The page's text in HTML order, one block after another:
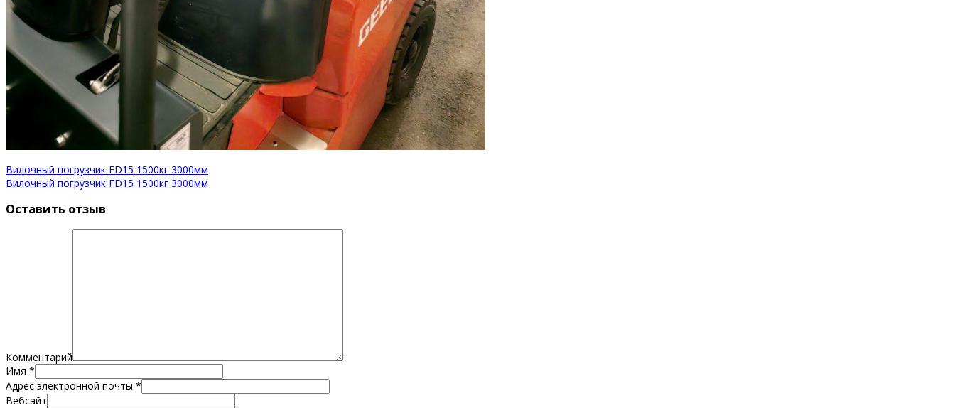
Вилочный погрузчик FD15 1500кг 3000мм
Вилочный погрузчик FD15 1500кг 3000мм
Оставить отзыв
Комментарий
Имя *
Адрес электронной почты *
Вебсайт